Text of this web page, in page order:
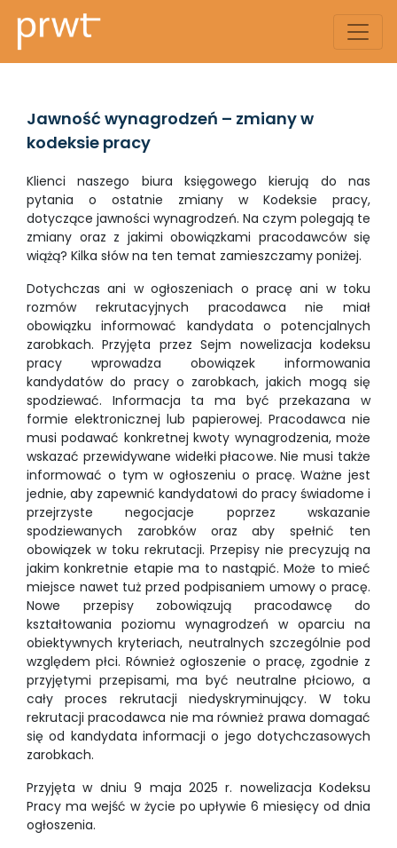
Jawność wynagrodzeń – zmiany w
kodeksie pracy
Klienci naszego biura księgowego kierują do nas
pytania o ostatnie zmiany w Kodeksie pracy,
dotyczące jawności wynagrodzeń. Na czym polegają te
zmiany oraz z jakimi obowiązkami pracodawców się
wiążą? Kilka słów na ten temat zamieszczamy poniżej.
Dotychczas ani w ogłoszeniach o pracę ani w toku
rozmów rekrutacyjnych pracodawca nie miał
obowiązku informować kandydata o potencjalnych
zarobkach. Przyjęta przez Sejm nowelizacja kodeksu
pracy wprowadza obowiązek informowania
kandydatów do pracy o zarobkach, jakich mogą się
spodziewać. Informacja ta ma być przekazana w
formie elektronicznej lub papierowej. Pracodawca nie
musi podawać konkretnej kwoty wynagrodzenia, może
wskazać przewidywane widełki płacowe. Nie musi także
informować o tym w ogłoszeniu o pracę. Ważne jest
jednie, aby zapewnić kandydatowi do pracy świadome i
przejrzyste negocjacje poprzez wskazanie
spodziewanych zarobków oraz aby spełnić ten
obowiązek w toku rekrutacji. Przepisy nie precyzują na
jakim konkretnie etapie ma to nastąpić. Może to mieć
miejsce nawet tuż przed podpisaniem umowy o pracę.
Nowe przepisy zobowiązują pracodawcę do
kształtowania poziomu wynagrodzeń w oparciu na
obiektywnych kryteriach, neutralnych szczególnie pod
względem płci. Również ogłoszenie o pracę, zgodnie z
przyjętymi przepisami, ma być neutralne płciowo, a
cały proces rekrutacji niedyskryminujący. W toku
rekrutacji pracodawca nie ma również prawa domagać
się od kandydata informacji o jego dotychczasowych
zarobkach.
Przyjęta w dniu 9 maja 2025 r. nowelizacja Kodeksu
Pracy ma wejść w życie po upływie 6 miesięcy od dnia
ogłoszenia.